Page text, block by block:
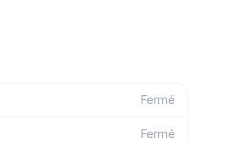
Fermé
Fermé